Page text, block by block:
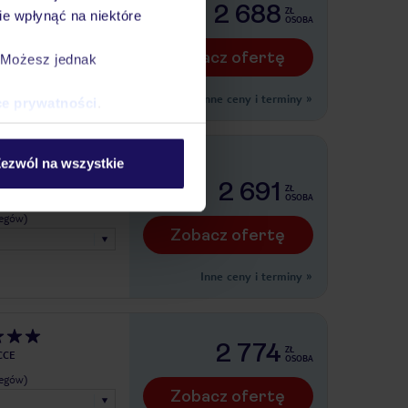
wpłynąć na niektóre
jednak
prywatności
na wszystkie
2 688 ZŁ
OSOBA
Zobacz ofertę
Inne ceny i terminy »
2 691
ZŁ
OSOBA
Zobacz ofertę
Inne ceny i terminy »
2 774 ZŁ
OSOBA
Zobacz ofertę